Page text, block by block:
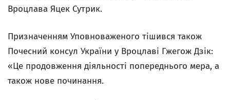
Вроцлава Яцек Сутрик.
Призначенням Уповноваженого тішився також
Почесний консул України у Вроцлаві Гжегож Дзік:
«Це продовження діяльності попереднього мера, а
також нове починання.